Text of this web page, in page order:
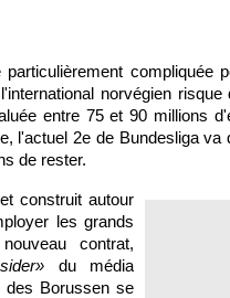
compliquée
norvégien
entre 75 et 90 millions
l'actuel 2e de Bundesliga
de rester.
construit autour
les grands
contrat,
du média
des Borussen se